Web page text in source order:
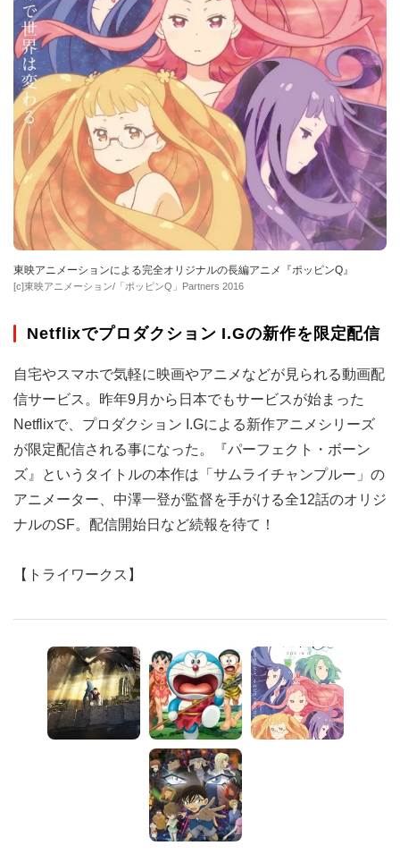
東映アニメーションによる完全オリジナルの長編アニメ『ポッピンQ』
[c]東映アニメーション/「ポッピンQ」Partners 2016
Netflixでプロダクション I.Gの新作を限定配信
自宅やスマホで気軽に映画やアニメなどが見られる動画配
信サービス。昨年9月から日本でもサービスが始まった
Netflixで、プロダクション I.Gによる新作アニメシリーズ
が限定配信される事になった。『パーフェクト・ボーン
ズ』というタイトルの本作は「サムライチャンプルー」の
アニメーター、中澤一登が監督を手がける全12話のオリジ
ナルのSF。配信開始日など続報を待て！
【トライワークス】